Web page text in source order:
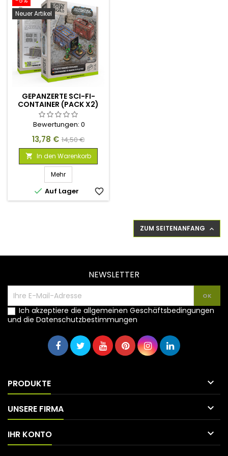
Neuer Artikel
GEPANZERTE SCI-FI-
CONTAINER (PACK X2)
Bewertungen: 0
Preis
13,78 € Verkaufspreis
14,50 €
 In den Warenkorb
Mehr
 Auf Lager favorite_border
ZUM SEITENANFANG 
NEWSLETTER
Ich akzeptiere die allgemeinen Geschäftsbedingungen
und die Datenschutzbestimmungen
PRODUKTE 
UNSERE FIRMA 
IHR KONTO 